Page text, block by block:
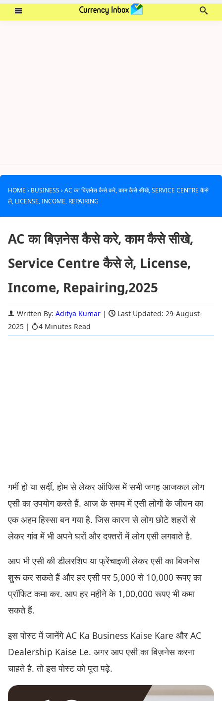
HOME › BUSINESS › AC का बिज़नेस कैसे करे, काम कैसे सीखे, SERVICE CENTRE कैसे
ले, LICENSE, INCOME, REPAIRING
AC का बिज़नेस कैसे करे, काम कैसे सीखे,
Service Centre कैसे ले, License,
Income, Repairing,2025
Written By: Aditya Kumar |
Last Updated: 29-August-
2025 | 4 Minutes Read
गर्मी हो या सर्दी, होम से लेकर ऑफिस में सभी जगह आजकल लोग
एसी का उपयोग करते हैं. आज के समय में एसी लोगों के जीवन का
एक अहम हिस्सा बन गया है. जिस कारण से लोग छोटे शहरों से
लेकर गांव में भी अपने घरों और दफ्तरों में लोग एसी लगवाते है.
आप भी एसी की डीलरशिप या फ्रेंचाइजी लेकर एसी का बिजनेस
शुरू कर सकते हैं और हर एसी पर 5,000 से 10,000 रूपए का
प्रॉफिट कमा कर. आप हर महीने के 1,00,000 रूपए भी कमा
सकते हैं.
इस पोस्ट में जानेंगे AC Ka Business Kaise Kare और AC
Dealership Kaise Le. अगर आप एसी का बिज़नेस करना
चाहते है. तो इस पोस्ट को पूरा पढ़े.